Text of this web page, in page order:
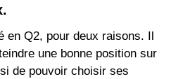
Q2, pour deux raisons. Il
une bonne position sur
de pouvoir choisir ses